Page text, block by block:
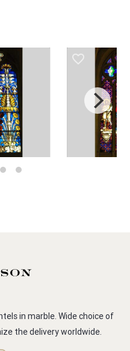
favorite_border
in marble. Wide choice of
the delivery worldwide.